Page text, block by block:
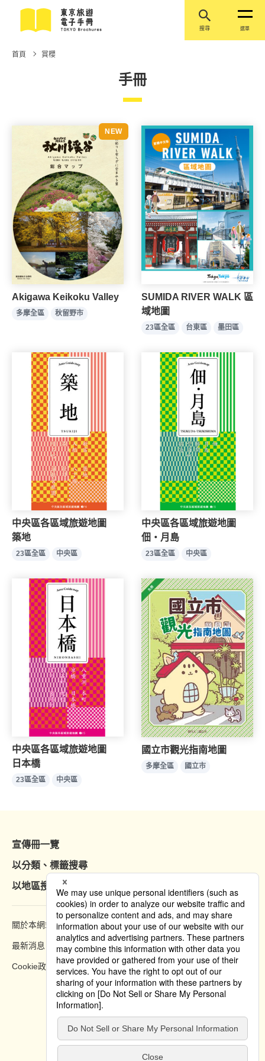
搜尋 選單
首頁 賞櫻
手冊
Akigawa Keikoku Valley
多摩全區 秋留野市
SUMIDA RIVER WALK 區
域地圖
23區全區 台東區 墨田區
中央區各區域旅遊地圖
築地
23區全區 中央區
中央區各區域旅遊地圖
佃・月島
23區全區 中央區
中央區各區域旅遊地圖
日本橋
23區全區 中央區
國立市觀光指南地圖
多摩全區 國立市
宣傳冊一覽
以分類、標籤搜尋
以地區搜尋
關於本網站 瀏覽方法
最新消息 隱私權政策
Cookie政策